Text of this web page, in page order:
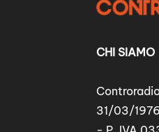
CHI SIAMO
31/03/